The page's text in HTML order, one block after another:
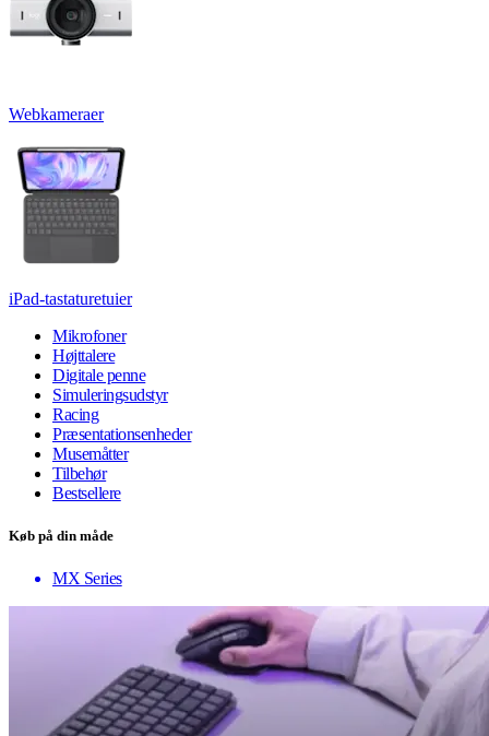
Webkameraer
iPad-tastaturetuier
Mikrofoner
Højttalere
Digitale penne
Simuleringsudstyr
Racing
Præsentationsenheder
Musemåtter
Tilbehør
Bestsellere
Køb på din måde
MX Series